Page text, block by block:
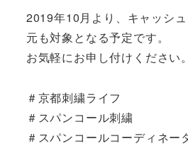
2019年10月より、キャッシ
元も対象となる予定です。
お気軽にお申し付けください。
＃京都刺繍ライフ
＃スパンコール刺繍
＃スパンコールコーディネー